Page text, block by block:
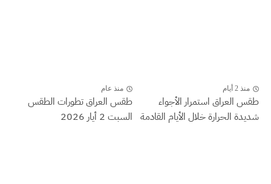
منذ 2 أيام
طقس العراق ‏استمرار الأجواء
شديدة الحرارة خلال الأيام القادمة
منذ عام
طقس العراق تطورات الطقس
السبت 2 أيار 2026